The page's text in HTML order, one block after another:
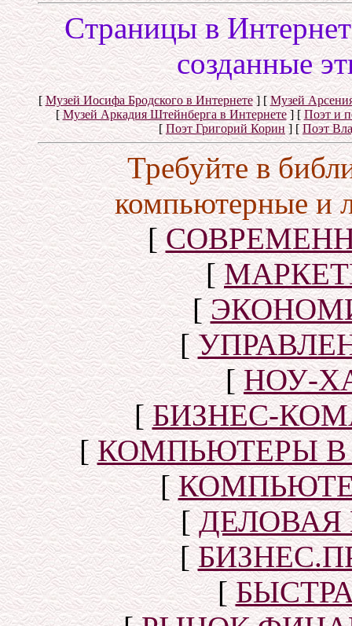
Cтраницы в
созданные
[Музей Иосифа Бродского в Интернете] [Музей
[Музей Аркадия Штейнберга в Интернете] [ Поэт и
[ Поэт Григорий Корин] [Поэт
Требуйте в
компьютерные и
[
[
[
[
[НОУ-
[БИЗНЕС-
[КОМПЬЮТЕРЫ В
[
[
[
[